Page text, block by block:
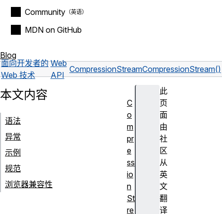
Community
MDN on GitHub
Blog
面向开发者的
Web 技术
Web
API
CompressionStreamCompressionStream()
此
页
面
由
社
区
从
英
文
翻
译
本文内容
语法
异常
示例
规范
浏览器兼容性
C
o
m
pr
e
ss
io
n
St
re